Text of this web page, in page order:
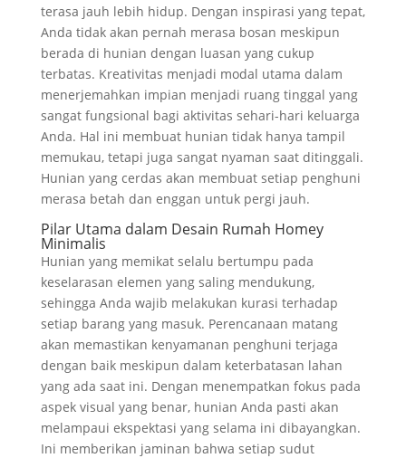
terasa jauh lebih hidup. Dengan inspirasi yang tepat,
Anda tidak akan pernah merasa bosan meskipun
berada di hunian dengan luasan yang cukup
terbatas. Kreativitas menjadi modal utama dalam
menerjemahkan impian menjadi ruang tinggal yang
sangat fungsional bagi aktivitas sehari-hari keluarga
Anda. Hal ini membuat hunian tidak hanya tampil
memukau, tetapi juga sangat nyaman saat ditinggali.
Hunian yang cerdas akan membuat setiap penghuni
merasa betah dan enggan untuk pergi jauh.
Pilar Utama dalam Desain Rumah Homey
Minimalis
Hunian yang memikat selalu bertumpu pada
keselarasan elemen yang saling mendukung,
sehingga Anda wajib melakukan kurasi terhadap
setiap barang yang masuk. Perencanaan matang
akan memastikan kenyamanan penghuni terjaga
dengan baik meskipun dalam keterbatasan lahan
yang ada saat ini. Dengan menempatkan fokus pada
aspek visual yang benar, hunian Anda pasti akan
melampaui ekspektasi yang selama ini dibayangkan.
Ini memberikan jaminan bahwa setiap sudut